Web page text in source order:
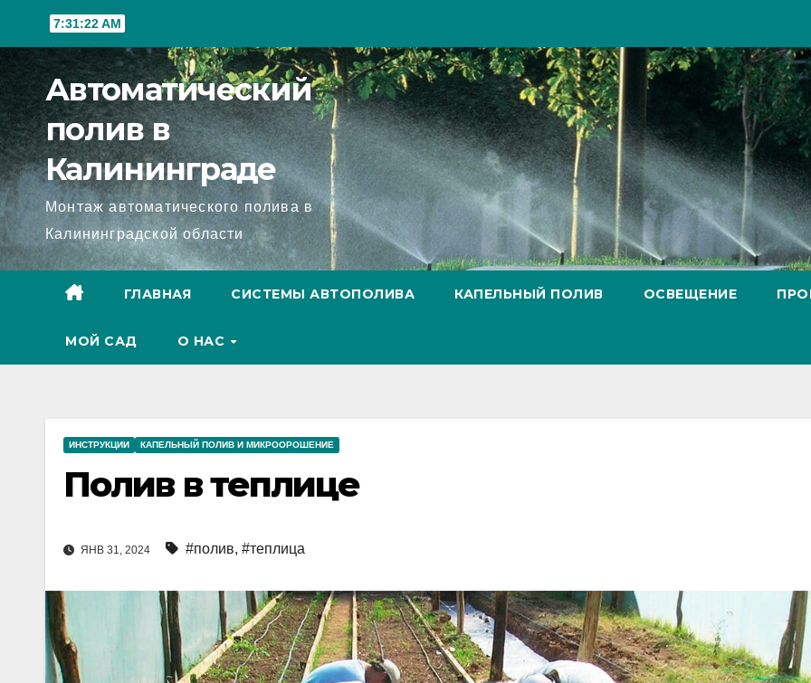
7:31:24 AM
Автоматический
полив в
Калининграде
Монтаж автоматического полива в
Калининградской области
ГЛАВНАЯ СИСТЕМЫ АВТОПОЛИВА КАПЕЛЬНЫЙ ПОЛИВ ОСВЕЩЕНИЕ
МОЙ САД О НАС
ИНСТРУКЦИИ КАПЕЛЬНЫЙ ПОЛИВ И МИКРООРОШЕНИЕ
Полив в теплице
ЯНВ 31, 2024 #полив, #теплица